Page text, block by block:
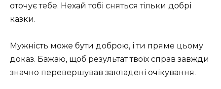
оточує тебе. Нехай тобі сняться тільки добрі
казки.
Мужність може бути доброю, і ти пряме цьому
доказ. Бажаю, щоб результат твоїх справ завжди
значно перевершував закладені очікування.